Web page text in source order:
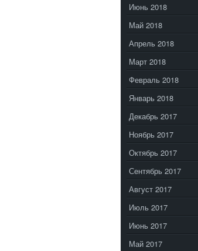
Июнь 2018
Май 2018
Апрель 2018
Март 2018
Февраль 2018
Январь 2018
Декабрь 2017
Ноябрь 2017
Октябрь 2017
Сентябрь 2017
Август 2017
Июль 2017
Июнь 2017
Май 2017